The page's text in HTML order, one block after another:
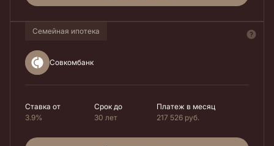
Семейная ипотека
Совкомбанк
Ставка от
3.9%
Срок до
30 лет
Платеж в месяц
217 526 руб.